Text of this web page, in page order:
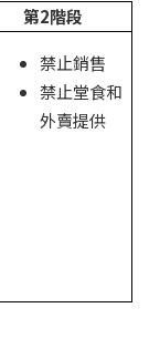
第2階段
禁止銷售
禁止堂食和
外賣提供